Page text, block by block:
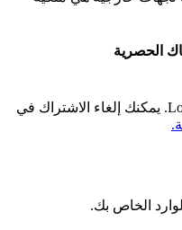
الحصرية
أريد تسويقًا مخصصًا من Logitech. يمكنك إلغاء الاشتراك في
الخاص بك.